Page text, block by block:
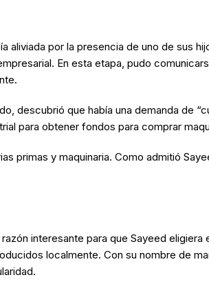
por la presencia de uno de sus
En esta etapa, pudo
descubrió que había una demanda de
para obtener fondos para comprar
primas y maquinaria. Como admitió
interesante para que Sayeed
localmente. Con su nombre de